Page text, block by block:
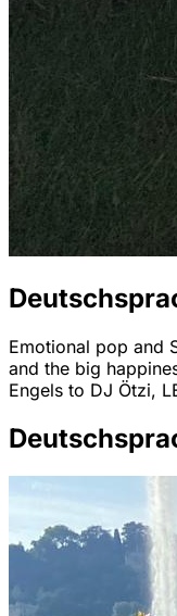
Emotional pop and
and the big
Engels to DJ Ötzi,